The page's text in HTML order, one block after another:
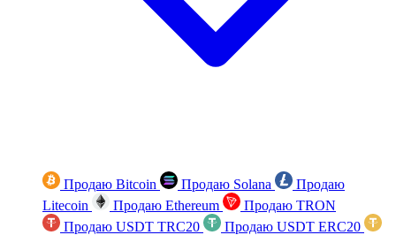
Продаю Bitcoin Продаю Solana
Продаю
Litecoin
Продаю Ethereum
Продаю TRON
Продаю USDT TRC20
Продаю USDT ERC20